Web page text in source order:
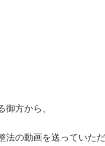
御方から、
の動画を送っていた